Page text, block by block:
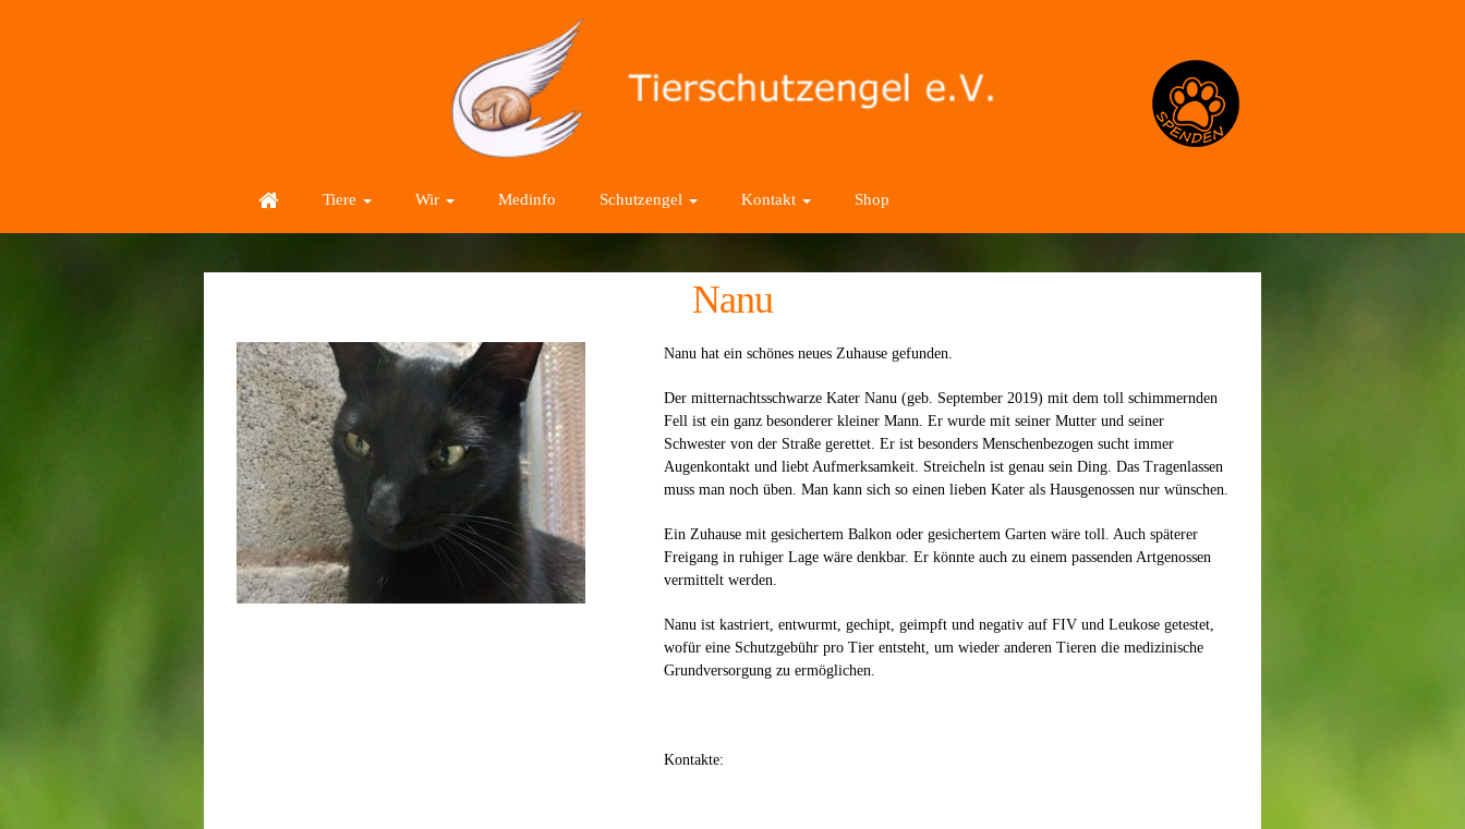
Tiere Wir Medinfo Schutzengel Kontakt Shop
Nanu
Nanu hat ein schönes neues Zuhause gefunden.
Der mitternachtsschwarze Kater Nanu (geb. September 2019) mit dem toll schimmernden
Fell ist ein ganz besonderer kleiner Mann. Er wurde mit seiner Mutter und seiner
Schwester von der Straße gerettet. Er ist besonders Menschenbezogen sucht immer
Augenkontakt und liebt Aufmerksamkeit. Streicheln ist genau sein Ding. Das Tragenlassen
muss man noch üben. Man kann sich so einen lieben Kater als Hausgenossen nur wünschen.
Ein Zuhause mit gesichertem Balkon oder gesichertem Garten wäre toll. Auch späterer
Freigang in ruhiger Lage wäre denkbar. Er könnte auch zu einem passenden Artgenossen
vermittelt werden.
Nanu ist kastriert, entwurmt, gechipt, geimpft und negativ auf FIV und Leukose getestet,
wofür eine Schutzgebühr pro Tier entsteht, um wieder anderen Tieren die medizinische
Grundversorgung zu ermöglichen.
Kontakte: